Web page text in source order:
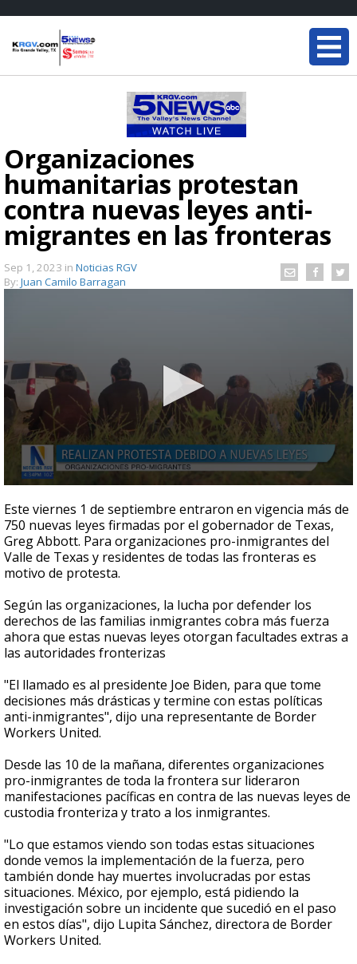
Organizaciones
humanitarias protestan
contra nuevas leyes anti-
migrantes en las fronteras
Sep 1, 2023 in Noticias RGV
By: Juan Camilo Barragan
seconds
of
3
minutes,
10
seconds
Este viernes 1 de septiembre entraron en vigencia más de
750 nuevas leyes firmadas por el gobernador de Texas,
Greg Abbott. Para organizaciones pro-inmigrantes del
Valle de Texas y residentes de todas las fronteras es
motivo de protesta.
Según las organizaciones, la lucha por defender los
derechos de las familias inmigrantes cobra más fuerza
ahora que estas nuevas leyes otorgan facultades extras a
las autoridades fronterizas
"El llamado es al presidente Joe Biden, para que tome
decisiones más drásticas y termine con estas políticas
anti-inmigrantes", dijo una representante de Border
Workers United.
Desde las 10 de la mañana, diferentes organizaciones
pro-inmigrantes de toda la frontera sur lideraron
manifestaciones pacíficas en contra de las nuevas leyes de
custodia fronteriza y trato a los inmigrantes.
"Lo que estamos viendo son todas estas situaciones
donde vemos la implementación de la fuerza, pero
también donde hay muertes involucradas por estas
situaciones. México, por ejemplo, está pidiendo la
investigación sobre un incidente que sucedió en el paso
en estos días", dijo Lupita Sánchez, directora de Border
Workers United.